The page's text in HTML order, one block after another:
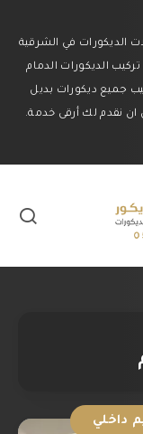
في الشرقية
الديكورات الدمام
جميع ديكورات بديل
ان نقدم لك أرقى خدمة.
داخلي